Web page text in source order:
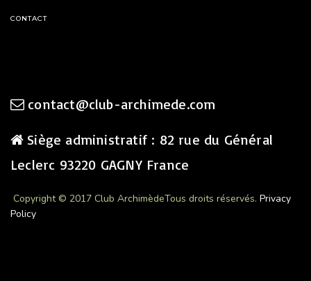
CONTACT
contact@club-archimede.com
Siège administratif : 82 rue du Général
Leclerc 93220 GAGNY France
Copyright © 2017 Club ArchimèdeTous droits réservés. Privacy
Policy